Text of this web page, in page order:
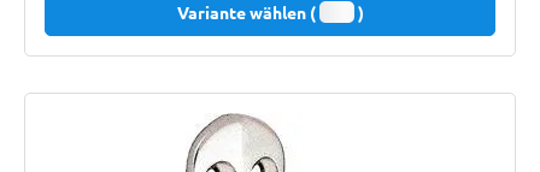
Variante wählen ( )